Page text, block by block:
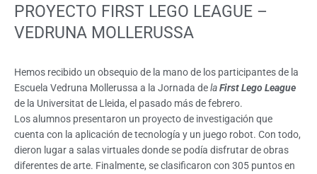
PROYECTO FIRST LEGO LEAGUE –
VEDRUNA MOLLERUSSA
Hemos recibido un obsequio de la mano de los participantes de la
Escuela Vedruna Mollerussa a la Jornada delaFirst Lego League
de la Universitat de Lleida, el pasado más de febrero.
Los alumnos presentaron un proyecto de investigación que
cuenta con la aplicación de tecnología y un juego robot. Con todo,
dieron lugar a salas virtuales donde se podía disfrutar de obras
diferentes de arte. Finalmente, se clasificaron con 305 puntos en